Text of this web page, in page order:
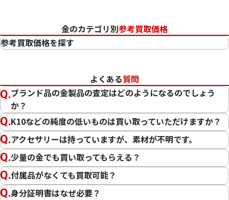
金のカテゴリ別参考買取価格
参考買取価格を探す
22金（K22）
21.6金（K21.6）
20金（K20）
18金（K18）
14金（K14）
12金（K12）
10金（K10）
金
プラチナ
よくある質問
ブランド品の金製品の査定はどのようになるのでしょう
か？
K10などの純度の低いものは買い取っていただけますか？
アクセサリーは持っていますが、素材が不明です。
少量の金でも買い取ってもらえる？
付属品がなくても買取可能？
身分証明書はなぜ必要？